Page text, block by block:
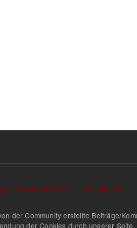
- Download PDF Facebook
der Community erstellte Beiträge/
der Cookies durch unserer Seite.